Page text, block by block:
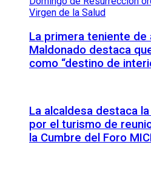
La primera teniente de
Maldonado destaca
como “destino de
La alcaldesa destaca
por el turismo de
la Cumbre del Foro